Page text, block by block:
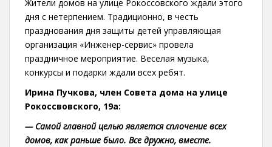
Жители домов на улице Рокоссовского ждали этого
дня с нетерпением. Традиционно, в честь
празднования дня защиты детей управляющая
организация «Инженер-сервис» провела
праздничное мероприятие. Веселая музыка,
конкурсы и подарки ждали всех ребят.
Ирина Пучкова, член Совета дома на улице
Рокоссвовского, 19а:
— Самой главной целью является сплочение всех
домов, как раньше было. Все дружно, вместе.